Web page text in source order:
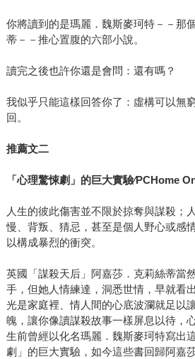
你將讀到的是瑪麗．魏斯麥珂特－－那
蒂－－推心置腹的六部小說。
讀完之後也許你還是會問：還有嗎？
我似乎只能這樣回答你了：虛構可以無
回。
推薦文二
「心理驚悚劇」的巨大實驗∕PCHome
人生的彼此傷害並不限於掠奪與謀殺；
慢、背叛、猜忌，甚至是個人野心或感
以構成暴烈的衝突。
英國「謀殺天后」阿嘉莎．克莉絲蒂當
手，但她人情練達，洞悉世情，早就看
光是家庭裡、情人間的心底波瀾就足以
魄，讓你像讀謀殺故事一樣屏息以待，
生前曾經以化名瑪麗．魏斯麥珂特寫出
劇」的巨大實驗，如今這些書回歸阿嘉